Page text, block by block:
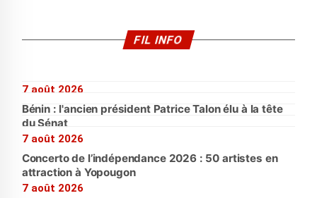
FIL INFO
7 août 2026
Bénin : l'ancien président Patrice Talon élu à la tête
du Sénat
7 août 2026
Concerto de l’indépendance 2026 : 50 artistes en
attraction à Yopougon
7 août 2026